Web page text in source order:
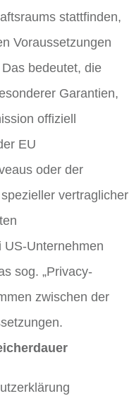
stattfinden,
Voraussetzungen
bedeutet, die
Garantien,
offiziell
EU
oder der
vertraglicher
US-Unternehmen
sog. „Privacy-
zwischen der